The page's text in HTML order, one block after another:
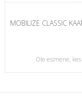
MOBILIZE CLASSIC
Ole esimene,